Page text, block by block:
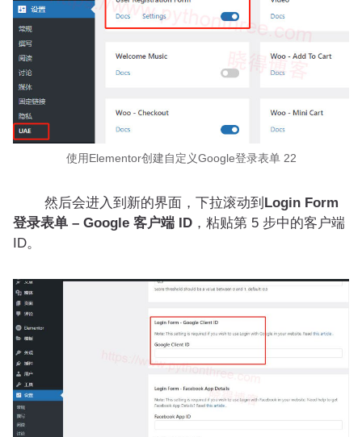
使用Elementor创建自定义Google登录表单 22
然后会进入到新的界面，下拉滚动到 Login Form
登录表单 – Google 客户端 ID ，粘贴第 5 步中的客户端
ID。